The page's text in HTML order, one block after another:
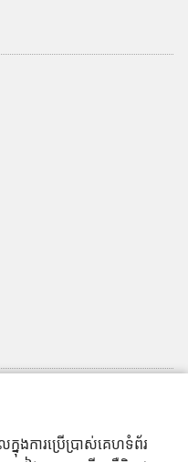
នុងការប្រើប្រាស់គេហទំព័រ